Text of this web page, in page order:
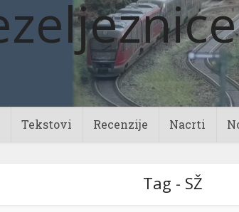
Tekstovi Recenzije Nacrti
Tag - SŽ